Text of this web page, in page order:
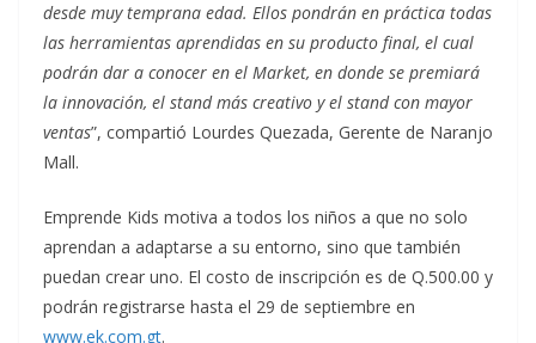
desde muy temprana edad. Ellos pondrán en práctica todas
las herramientas aprendidas en su producto final, el cual
podrán dar a conocer en el Market, en donde se premiará
la innovación, el stand más creativo y el stand con mayor
ventas”, compartió Lourdes Quezada, Gerente de Naranjo
Mall.
Emprende Kids motiva a todos los niños a que no solo
aprendan a adaptarse a su entorno, sino que también
puedan crear uno. El costo de inscripción es de Q.500.00 y
podrán registrarse hasta el 29 de septiembre en
www.ek.com.gt.